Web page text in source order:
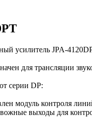
усилитель JPA-
для трансляции
серии DP:
модуль контроля
выходы для